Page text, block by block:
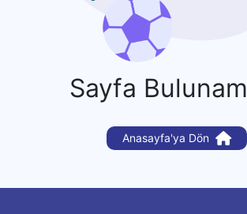
Sayfa
Anasayfa'ya Dön